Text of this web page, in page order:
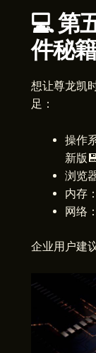
💻 第
件秘籍
想让尊龙凯
足：
操作
新版
浏览
内存
网络
企业用户建